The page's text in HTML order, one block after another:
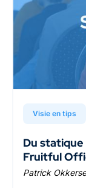
Visie en tips
Du
Fruitful
Patrick